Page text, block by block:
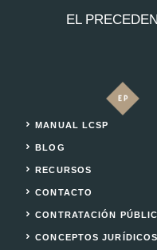
EL
MANUAL LCSP
BLOG
RECURSOS
CONTACTO
CONTRATACIÓN
CONCEPTOS JURÍDICOS